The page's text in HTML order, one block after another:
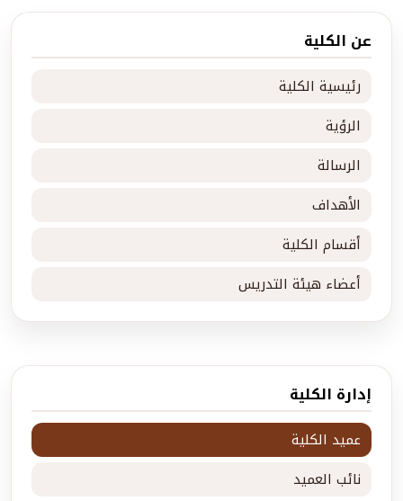
عن الكلية
رئيسية الكلية
الرؤية
الرسالة
الأهداف
أقسام الكلية
أعضاء هيئة التدريس
إدارة الكلية
عميد الكلية
نائب العميد